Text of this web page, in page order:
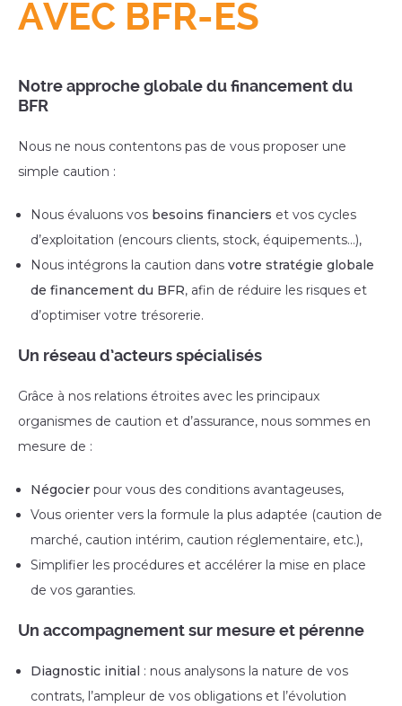
AVEC BFR-ES
Notre approche globale du financement du
BFR
Nous ne nous contentons pas de vous proposer une
simple caution :
Nous évaluons vos besoins financiers et vos cycles
d’exploitation (encours clients, stock, équipements…),
Nous intégrons la caution dans votre stratégie globale
de financement du BFR, afin de réduire les risques et
d’optimiser votre trésorerie.
Un réseau d’acteurs spécialisés
Grâce à nos relations étroites avec les principaux
organismes de caution et d’assurance, nous sommes en
mesure de :
Négocier pour vous des conditions avantageuses,
Vous orienter vers la formule la plus adaptée (caution de
marché, caution intérim, caution réglementaire, etc.),
Simplifier les procédures et accélérer la mise en place
de vos garanties.
Un accompagnement sur mesure et pérenne
Diagnostic initial : nous analysons la nature de vos
contrats, l’ampleur de vos obligations et l’évolution